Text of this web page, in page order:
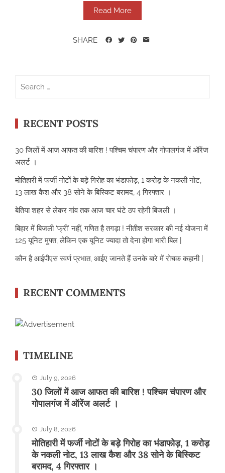
Read More
SHARE
RECENT POSTS
30 जिलों में आज आफत की बारिश ! पश्चिम चंपारण और गोपालगंज में ऑरेंज
अलर्ट ।
मोतिहारी में फर्जी नोटों के बड़े गिरोह का भंडाफोड़, 1 करोड़ के नकली नोट,
13 लाख कैश और 38 सोने के बिस्किट बरामद, 4 गिरफ्तार ।
बेतिया शहर से लेकर गांव तक आज चार घंटे ठप रहेगी बिजली ।
बिहार में बिजली ‘फ्री’ नहीं, गणित है तगड़ा ! नीतीश सरकार की नई योजना में
125 यूनिट मुफ्त, लेकिन एक यूनिट ज्यादा तो देना होगा भारी बिल |
कौन है आईपीएस स्वर्ण प्रभात, आईए जानते हैं उनके बारे में रोचक कहानी |
RECENT COMMENTS
TIMELINE
July 9, 2026
30 जिलों में आज आफत की बारिश ! पश्चिम चंपारण और
गोपालगंज में ऑरेंज अलर्ट ।
July 8, 2026
मोतिहारी में फर्जी नोटों के बड़े गिरोह का भंडाफोड़, 1 करोड़
के नकली नोट, 13 लाख कैश और 38 सोने के बिस्किट
बरामद, 4 गिरफ्तार ।